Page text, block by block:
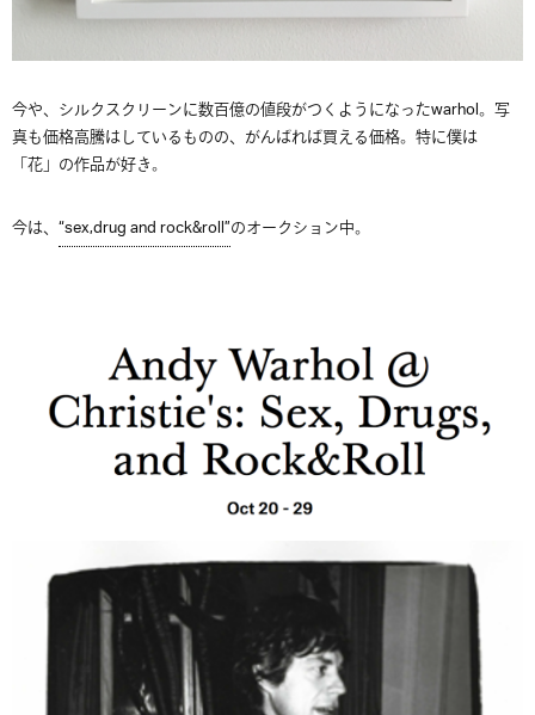
今や、シルクスクリーンに数百億の値段がつくようになったwarhol。写
真も価格高騰はしているものの、がんばれば買える価格。特に僕は
「花」の作品が好き。
今は、 “sex,drug and rock&roll”のオークション中。